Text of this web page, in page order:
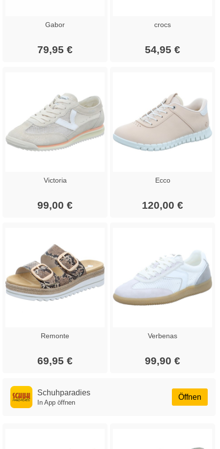
Gabor
79,95 €
crocs
54,95 €
Victoria
99,00 €
Ecco
120,00 €
Remonte
69,95 €
Verbenas
99,90 €
Öffnen
Schuhparadies
In App öffnen